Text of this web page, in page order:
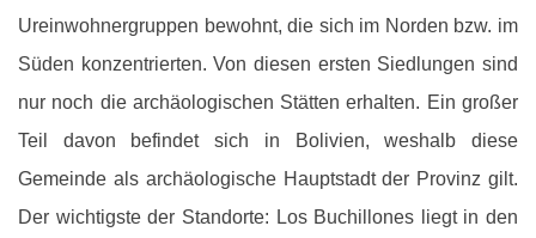
Ureinwohnergruppen bewohnt, die sich im Norden bzw. im
Süden konzentrierten. Von diesen ersten Siedlungen sind
nur noch die archäologischen Stätten erhalten. Ein großer
Teil davon befindet sich in Bolivien, weshalb diese
Gemeinde als archäologische Hauptstadt der Provinz gilt.
Der wichtigste der Standorte: Los Buchillones liegt in den